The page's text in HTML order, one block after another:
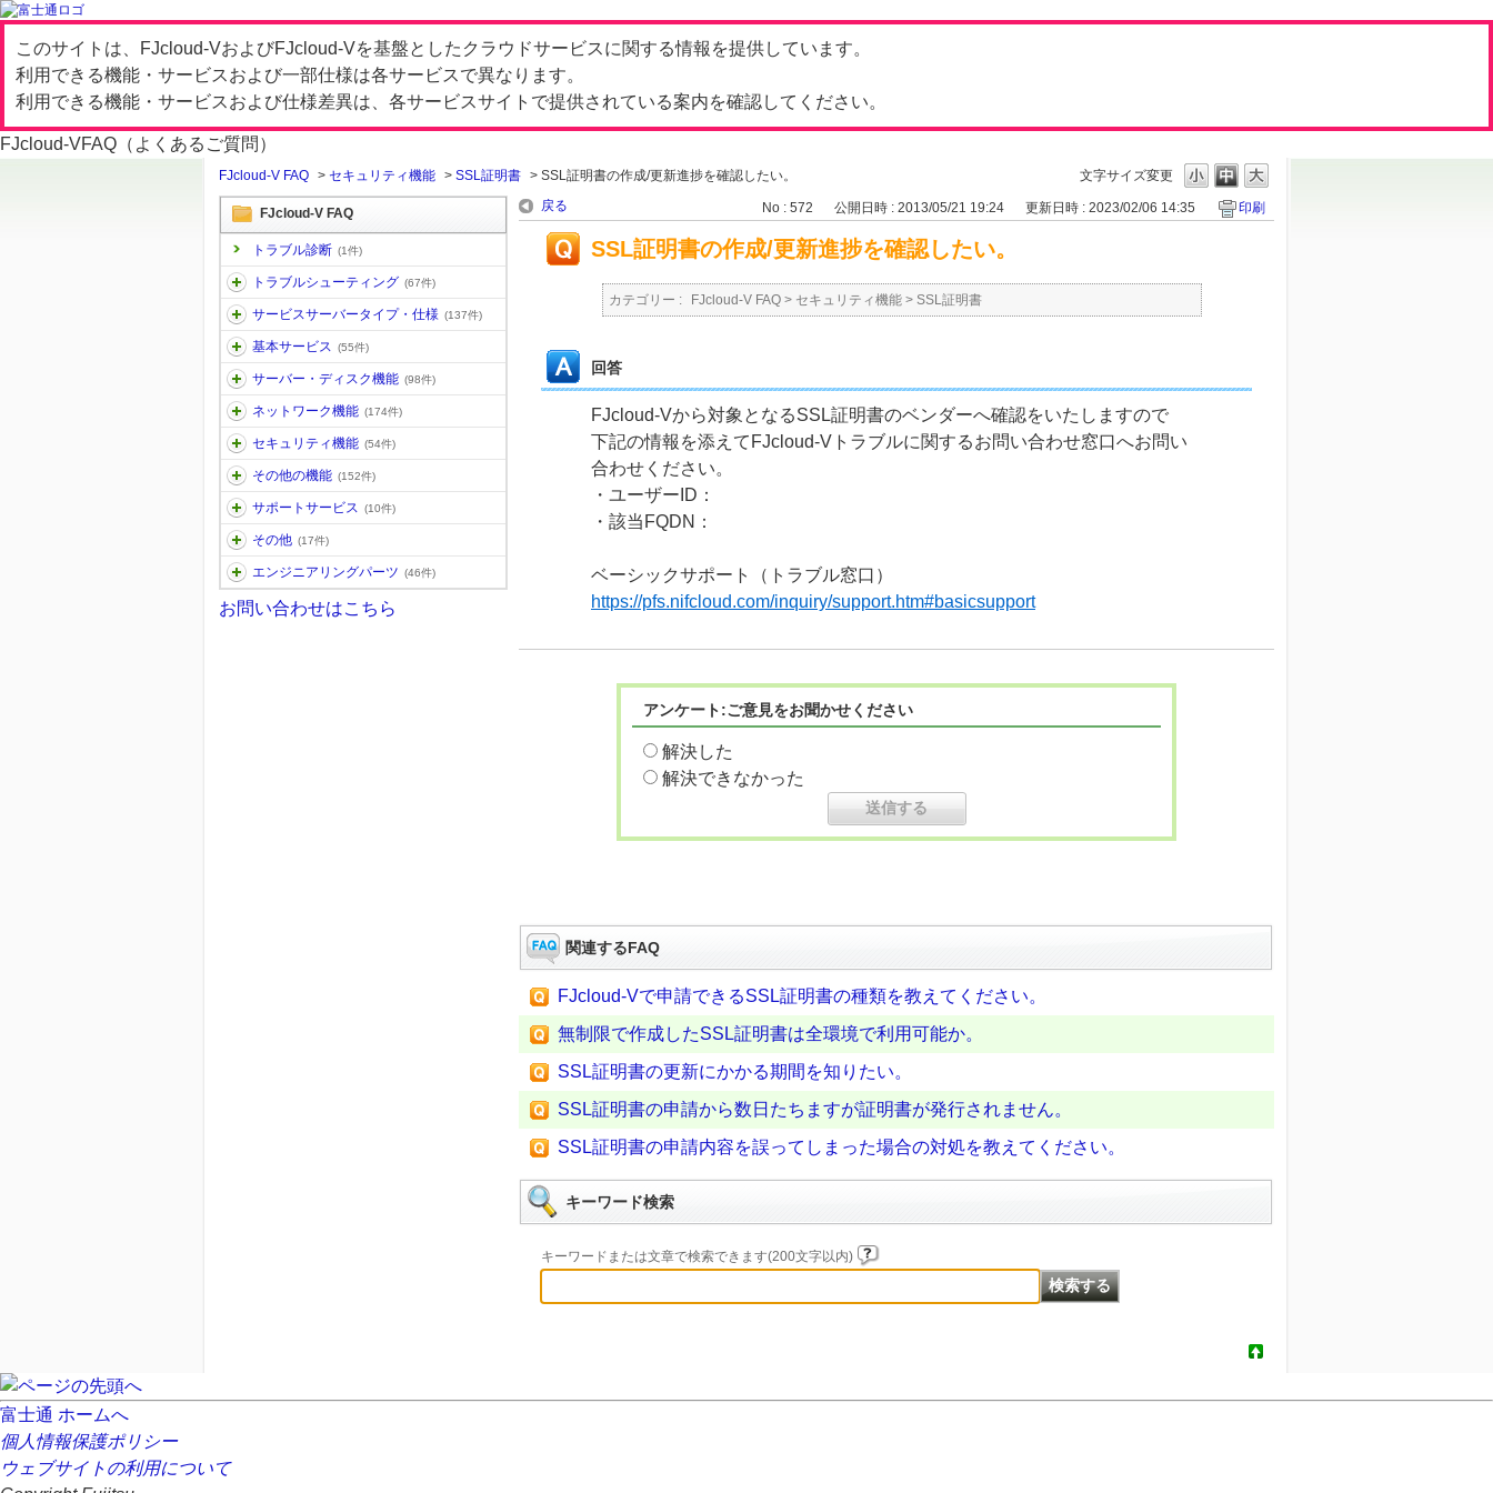
このサイトは、FJcloud-VおよびFJcloud-Vを基盤としたクラウドサービスに関する情報を提供しています。
利用できる機能・サービスおよび一部仕様は各サービスで異なります。
利用できる機能・サービスおよび仕様差異は、各サービスサイトで提供されている案内を確認してください。
FJcloud-VFAQ（よくあるご質問）
文字サイズ変更
FJcloud-V FAQ > セキュリティ機能 > SSL証明書 > SSL証明書の作成/更新進捗を確認したい。
FJcloud-V FAQ
トラブル診断 (1件)
トラブルシューティング (67件)
サービスサーバータイプ・仕様 (137件)
基本サービス (55件)
サーバー・ディスク機能 (98件)
ネットワーク機能 (174件)
セキュリティ機能 (54件)
その他の機能 (152件)
サポートサービス (10件)
その他 (17件)
エンジニアリングパーツ (46件)
お問い合わせはこちら
戻る No : 572 公開日時 : 2013/05/21 19:24 更新日時 : 2023/02/06 14:35 印刷
SSL証明書の作成/更新進捗を確認したい。
カテゴリー : FJcloud-V FAQ > セキュリティ機能 > SSL証明書
回答
FJcloud-Vから対象となるSSL証明書のベンダーへ確認をいたしますので
下記の情報を添えてFJcloud-Vトラブルに関するお問い合わせ窓口へお問い
合わせください。
・ユーザーID：
・該当FQDN：
ベーシックサポート（トラブル窓口）
https://pfs.nifcloud.com/inquiry/support.htm#basicsupport
アンケート:ご意見をお聞かせください
解決した
解決できなかった
関連するFAQ
FJcloud-Vで申請できるSSL証明書の種類を教えてください。
無制限で作成したSSL証明書は全環境で利用可能か。
SSL証明書の更新にかかる期間を知りたい。
SSL証明書の申請から数日たちますが証明書が発行されません。
SSL証明書の申請内容を誤ってしまった場合の対処を教えてください。
キーワード検索
キーワードまたは文章で検索できます(200文字以内)
富士通 ホームへ
個人情報保護ポリシー
ウェブサイトの利用について